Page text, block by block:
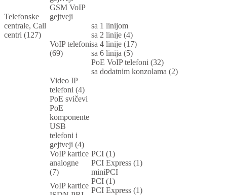
Telefonske
centrale, Call
centri (127)
GSM VoIP
gejtveji
VoIP telefoni
(69)
sa 1 linijom
sa 2 linije (4)
sa 4 linije (17)
sa 6 linija (5)
PoE VoIP telefoni (32)
sa dodatnim konzolama (2)
Video IP
telefoni (4)
PoE svičevi
PoE
komponente
USB
telefoni i
gejtveji (4)
VoIP kartice
analogne
(7)
PCI (1)
PCI Express (1)
miniPCI
VoIP kartice
PCI (1)
PCI Express (1)